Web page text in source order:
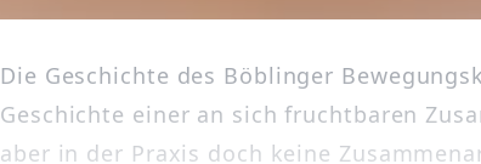
Die Geschichte des Böblinger
Geschichte einer an sich fruchtbaren
aber in der Praxis doch keine